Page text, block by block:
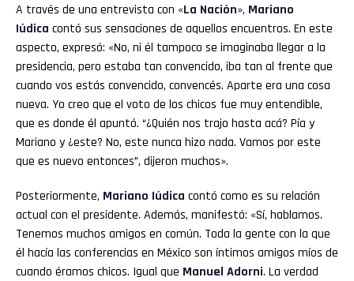
A través de una entrevista con «La Nación», Mariano
Iúdica contó sus sensaciones de aquellos encuentros. En este
aspecto, expresó: «No, ni él tampoco se imaginaba llegar a la
presidencia, pero estaba tan convencido, iba tan al frente que
cuando vos estás convencido, convencés. Aparte era una cosa
nueva. Yo creo que el voto de los chicos fue muy entendible,
que es donde él apuntó. “¿Quién nos trajo hasta acá? Pía y
Mariano y ¿este? No, este nunca hizo nada. Vamos por este
que es nuevo entonces”, dijeron muchos».
Posteriormente, Mariano Iúdica contó como es su relación
actual con el presidente. Además, manifestó: «Sí, hablamos.
Tenemos muchos amigos en común. Toda la gente con la que
él hacía las conferencias en México son íntimos amigos míos de
cuando éramos chicos. Igual que Manuel Adorni. La verdad